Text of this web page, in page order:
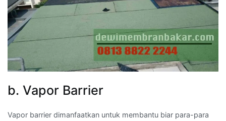
b. Vapor Barrier
Vapor barrier dimanfaatkan untuk membantu biar para-para